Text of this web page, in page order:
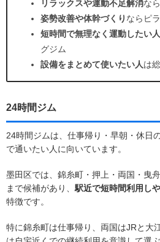
リラックスや運動不足解消な
姿勢改善や体幹づくり ならピ
短時間で無理なく運動したい人
グジム
設備をまとめて使いたい人は
24時間ジム
24時間ジムは、仕事帰り・早朝・休日
で通いたい人に向いています。
墨田区では、錦糸町・押上・両国・曳
まで候補があり、 駅近で短時間利用し
特徴です。
特に錦糸町は仕事帰り、両国はJRと大